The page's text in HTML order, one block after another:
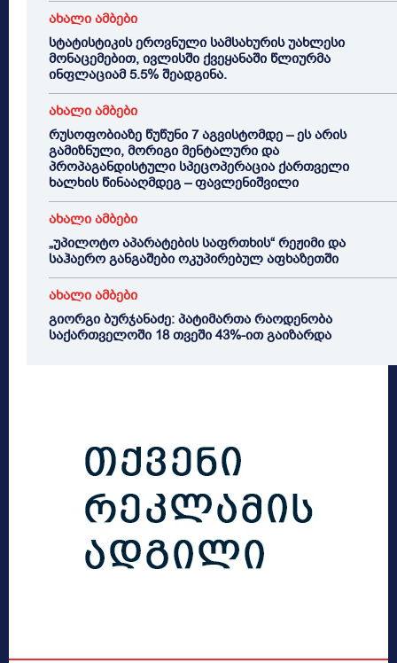
ახალი ამბები
სტატისტიკის ეროვნული სამსახურის უახლესი
მონაცემებით, ივლისში ქვეყანაში წლიურმა
ინფლაციამ 5.5% შეადგინა.
ახალი ამბები
რუსოფობიაზე წუწუნი 7 აგვისტომდე – ეს არის
გამიზნული, მორიგი მენტალური და
პროპაგანდისტული სპეცოპერაცია ქართველი
ხალხის წინააღმდეგ – ფავლენიშვილი
ახალი ამბები
„უპილოტო აპარატების საფრთხის“ რეჟიმი და
საჰაერო განგაშები ოკუპირებულ აფხაზეთში
ახალი ამბები
გიორგი ბურჯანაძე: პატიმართა რაოდენობა
საქართველოში 18 თვეში 43%-ით გაიზარდა